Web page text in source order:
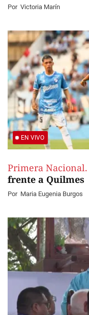
Por Victoria Marín
EN VIVO
Primera Nacional.
frente a Quilmes
Por Maria Eugenia Burgos